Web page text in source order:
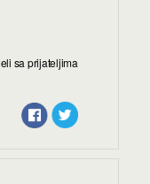
sa prijateljima